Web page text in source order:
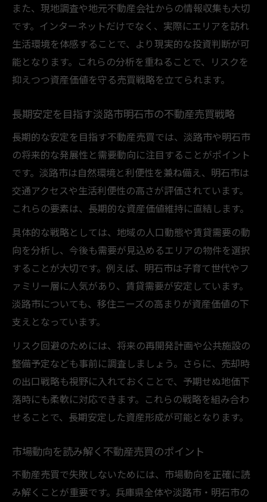
不動産売買で重視すべき地価動向の見方
明石市淡路市の不動産売買で注目のエリア
ト
不動産売買判断に役立つ地価分析の方法
地価推移を活かした不動産売買の実践例
エリア選びで差がつく不動産売買の成功法則
不動産売買で損しないエリア選びの極意
資産価値を上げる不動産売買エリアの特徴
エリア比較で見極める不動産売買のタイミ
ング
住みやすさを重視した不動産売買の選択基
準
不動産売買の成功はエリア分析から始まる
不動産売買に役立つ地価上昇率ランキング
活用法
地価上昇率で選ぶ不動産売買の注目エリア
不動産分析に欠かせない地価ランキングの
ランキングデータを使った売買判断のコツ
不動産売買で地価変動を味方につける方法
また、現地調査や地元不動産会社からの情報収集も大切
です。インターネットだけでなく、実際にエリアを訪れ
生活環境を体感することで、より現実的な投資判断が可
能となります。これらの分析を重ねることで、リスクを
抑えつつ資産価値を守る売買戦略を立てられます。
長期安定を目指す淡路市明石市の不動産売買戦略
長期的な安定を目指す不動産売買では、淡路市や明石市
の将来的な発展性と需要動向に注目することがポイント
です。淡路市は自然環境と利便性を兼ね備え、明石市は
交通アクセスや生活利便性の高さが評価されています。
これらの要素は、長期的な資産価値維持に直結します。
具体的な戦略としては、地域の人口動態や賃貸需要の動
向を分析し、今後も需要が見込めるエリアの物件を選択
することが大切です。例えば、明石市は子育て世代やフ
ァミリー層に人気があり、賃貸需要が安定しています。
淡路市についても、移住ニーズの高まりが資産価値の下
支えとなっています。
リスク回避のためには、将来の再開発計画や公共施設の
整備予定なども事前に調査しましょう。さらに、売却時
の出口戦略も視野に入れておくことで、予期せぬ地価下
落時にも柔軟に対応できます。これらの戦略を組み合わ
せることで、長期安定した資産形成が可能となります。
市場動向を読み解く不動産売買のポイント
不動産売買で失敗しないためには、市場動向を正確に読
み解くことが重要です。兵庫県全体や淡路市・明石市の